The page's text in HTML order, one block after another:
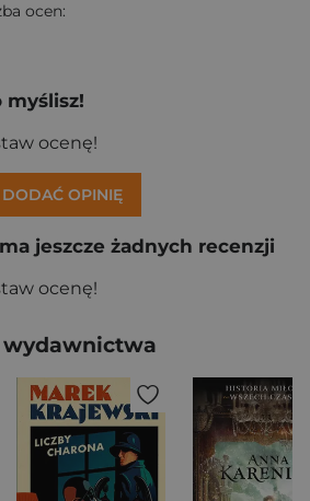
ocen:
myślisz!
ocenę!
OPINIĘ
jeszcze żadnych recenzji
ocenę!
wydawnictwa